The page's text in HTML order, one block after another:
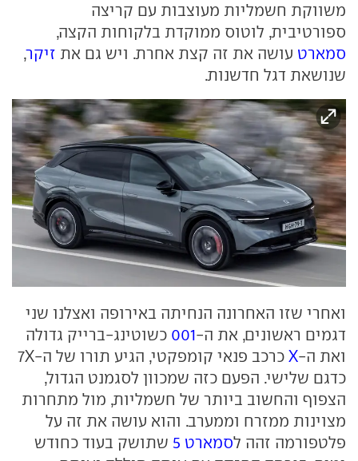
משווקת חשמליות מעוצבות עם קריצה
ספורטיבית, לוטוס ממוקדת בלקוחות הקצה,
סמארט עושה את זה קצת אחרת. ויש גם את זיקר,
שנושאת דגל חדשנות.
ואחרי שזו האחרונה הנחיתה באירופה ואצלנו שני
דגמים ראשונים, את ה-001 כשוטינג-ברייק גדולה
ואת ה-X
כרכב פנאי קומפקטי, הגיע תורו של ה-7X
כדגם שלישי. הפעם כזה שמכוון לסגמנט הגדול,
הצפוף והחשוב ביותר של חשמליות, מול מתחרות
מצוינות ממזרח וממערב. והוא עושה את זה על
פלטפורמה זהה לסמארט 5
שתושק בעוד כחודש